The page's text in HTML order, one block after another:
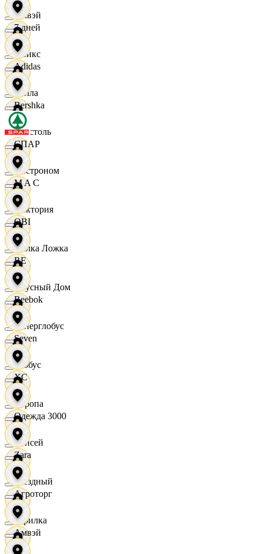
Амвэй
Аникс
Билла
Бристоль
Быстроном
Виктория
Вилка Ложка
Вкусный Дом
Гиперглобус
Глобус
Европа
Елисей
Звездный
Горилка
7 дней
Adidas
Bershka
СПАР
M A C
OBI
RE
Reebok
Seven
XC
Одежда 3000
Zara
Агроторг
Амвэй